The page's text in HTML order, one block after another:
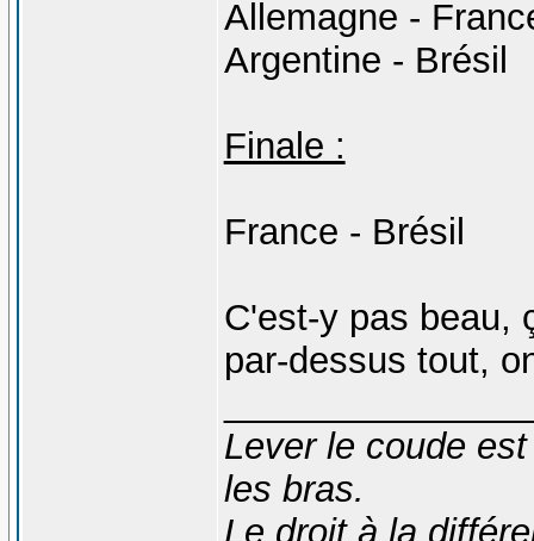
Allemagne -
Argentine - Brésil
Finale :
France - Brésil
C'est-y pas beau,
par-dessus tout,
Lever le coude
les bras.
Le droit à la